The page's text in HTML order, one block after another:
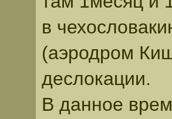
в
(аэродром
деслокации.
В данное